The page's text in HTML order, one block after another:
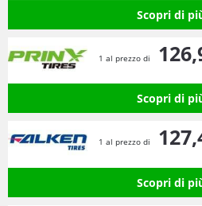
Scopri di
1 al prezzo di 126,
Scopri di
1 al prezzo di 127,
Scopri di